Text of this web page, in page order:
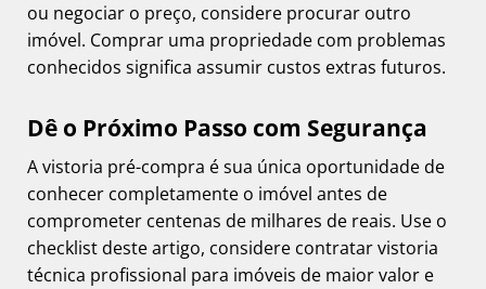
ou negociar o preço, considere procurar outro
imóvel. Comprar uma propriedade com problemas
conhecidos significa assumir custos extras futuros.
Dê o Próximo Passo com Segurança
A vistoria pré-compra é sua única oportunidade de
conhecer completamente o imóvel antes de
comprometer centenas de milhares de reais. Use o
checklist deste artigo, considere contratar vistoria
técnica profissional para imóveis de maior valor e